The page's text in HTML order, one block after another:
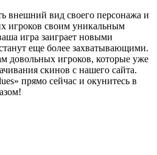
внешний вид своего персонажа и
игроков своим уникальным
игра заиграет новыми
еще более захватывающими.
довольных игроков, которые уже
скинов с нашего сайта.
прямо сейчас и окунитесь в